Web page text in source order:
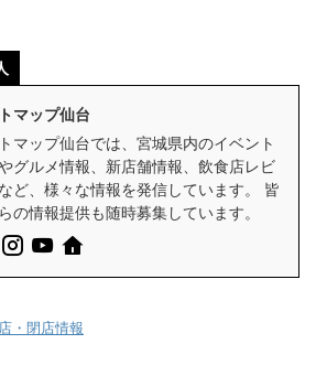
マップ仙台
マップ仙台では、宮城県内のイベント
グルメ情報、新店舗情報、飲食店レビ
ど、様々な情報を発信しています。 皆
の情報提供も随時募集しています。
・閉店情報